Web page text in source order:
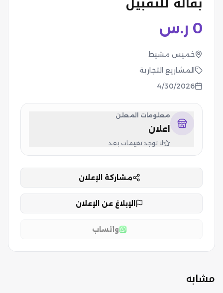
0 ر.س
خميس مشيط
المشاريع التجارية
4/30/2026
معلومات المعلن
اعلان
لا توجد تقييمات بعد
مشاركة الإعلان
الإبلاغ عن الإعلان
واتساب
مشابه